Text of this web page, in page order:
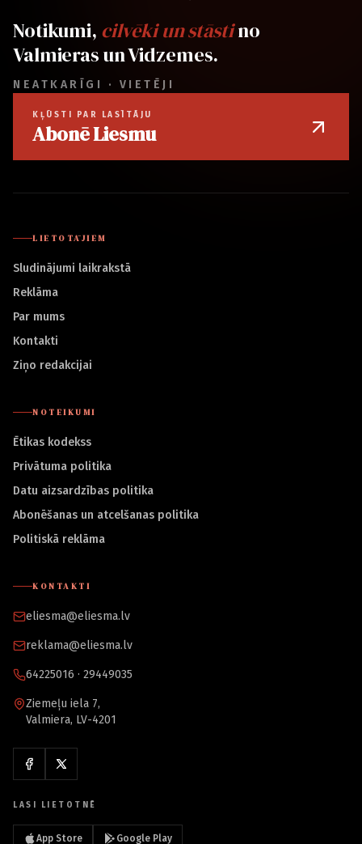
Notikumi, cilvēki un stāstino
Valmieras un Vidzemes.
NEATKARĪGI · VIETĒJI
KĻŪSTI PAR LASĪTĀJU
Abonē Liesmu
LIETOTĀJIEM
Sludinājumi laikrakstā
Reklāma
Par mums
Kontakti
Ziņo redakcijai
NOTEIKUMI
Ētikas kodekss
Privātuma politika
Datu aizsardzības politika
Abonēšanas un atcelšanas politika
Politiskā reklāma
KONTAKTI
eliesma@eliesma.lv
reklama@eliesma.lv
64225016 · 29449035
Ziemeļu iela 7,
Valmiera, LV-4201
LASI LIETOTNĒ
App Store Google Play